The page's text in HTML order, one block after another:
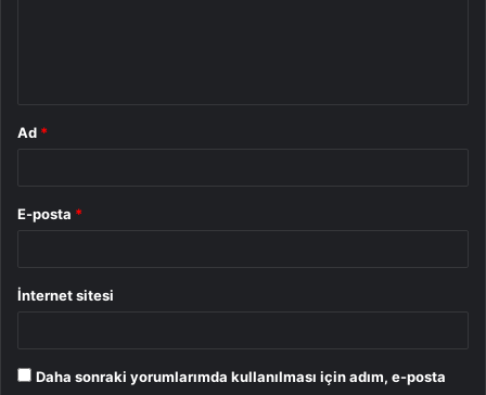
Ad *
E-posta *
İnternet sitesi
Daha sonraki yorumlarımda kullanılması için adım, e-posta